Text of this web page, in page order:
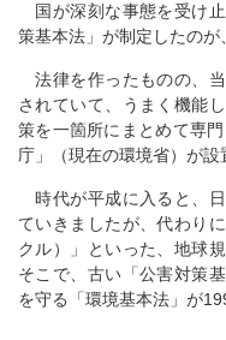
国が深刻な事態を受け
策基本法」が制定したのが
法律を作ったものの、
されていて、うまく機能
策を一箇所にまとめて専
庁」（現在の環境省）が設
時代が平成に入ると、
ていきましたが、代わり
クル）」といった、地球
そこで、古い「公害対策
を守る「環境基本法」が